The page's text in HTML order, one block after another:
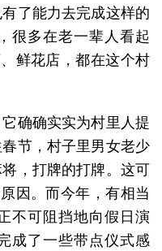
了能力去完成这样的
很多在老一辈人看起
鲜花店，都在这个村
确确实实为村里人提
节，村子里男女老少
，打牌的打牌。这可
因。而今年，有相当
不可阻挡地向假日演
成了一些带点仪式感